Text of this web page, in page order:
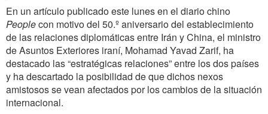
En un artículo publicado este lunes en el diario chino
Peoplecon motivo del 50.º aniversario del establecimiento
de las relaciones diplomáticas entre Irán y China, el ministro
de Asuntos Exteriores iraní, Mohamad Yavad Zarif, ha
destacado las “estratégicas relaciones” entre los dos países
y ha descartado la posibilidad de que dichos nexos
amistosos se vean afectados por los cambios de la situación
internacional.